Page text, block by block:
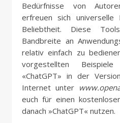
Bedürfnisse von
erfreuen sich universelle
Beliebtheit. Diese
Bandbreite an
relativ einfach zu
vorgestellten
«ChatGPT» in der
Internet unter
euch für einen
danach »ChatGPT« nutzen.